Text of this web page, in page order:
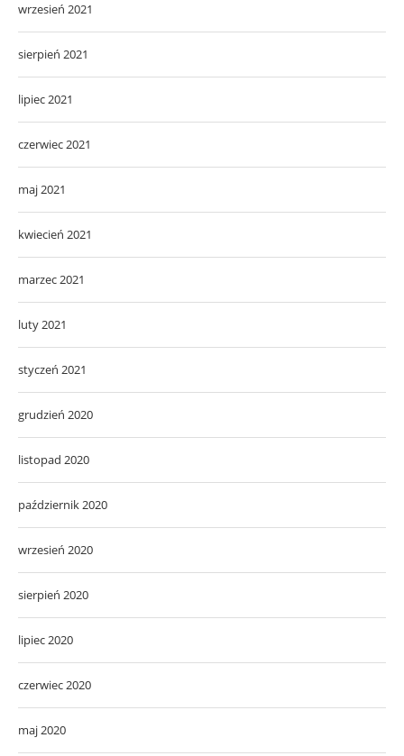
wrzesień 2021
sierpień 2021
lipiec 2021
czerwiec 2021
maj 2021
kwiecień 2021
marzec 2021
luty 2021
styczeń 2021
grudzień 2020
listopad 2020
październik 2020
wrzesień 2020
sierpień 2020
lipiec 2020
czerwiec 2020
maj 2020